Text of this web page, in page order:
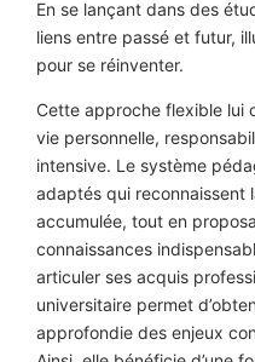
En se lançant dans des
liens entre passé et futur,
pour se réinventer.
Cette approche flexible lui
vie personnelle,
intensive. Le système
adaptés qui reconnaissent
accumulée, tout en
connaissances
articuler ses acquis
universitaire permet
approfondie des enjeux